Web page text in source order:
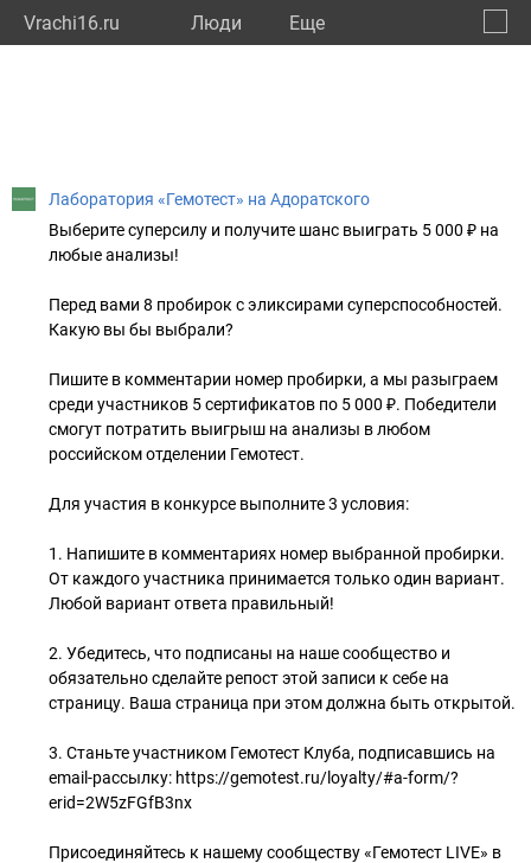
Vrachi16.ru Люди Eще
Лаборатория «Гемотест» на Адоратского
Выберите суперсилу и получите шанс выиграть 5 000 ₽ на
любые анализы!
Перед вами 8 пробирок с эликсирами суперспособностей.
Какую вы бы выбрали?
Пишите в комментарии номер пробирки, а мы разыграем
среди участников 5 сертификатов по 5 000 ₽. Победители
смогут потратить выигрыш на анализы в любом
российском отделении Гемотест.
Для участия в конкурсе выполните 3 условия:
1. Напишите в комментариях номер выбранной пробирки.
От каждого участника принимается только один вариант.
Любой вариант ответа правильный!
2. Убедитесь, что подписаны на наше сообщество и
обязательно сделайте репост этой записи к себе на
страницу. Ваша страница при этом должна быть открытой.
3. Станьте участником Гемотест Клуба, подписавшись на
email-рассылку: https://gemotest.ru/loyalty/#a-form/?
erid=2W5zFGfB3nx
Присоединяйтесь к нашему сообществу «Гемотест LIVE» в